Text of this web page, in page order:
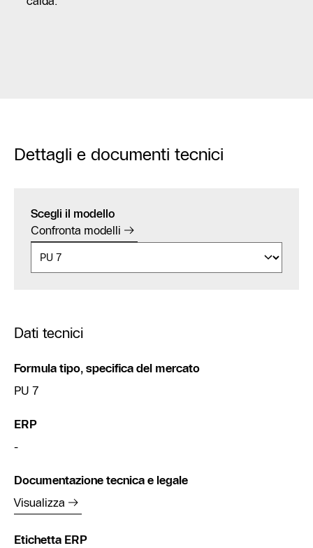
Dettagli e documenti tecnici
Scegli il modello
Confronta modelli
Dati tecnici
Formula tipo, specifica del mercato
PU 7
ERP
-
Documentazione tecnica e legale
Visualizza
Etichetta ERP